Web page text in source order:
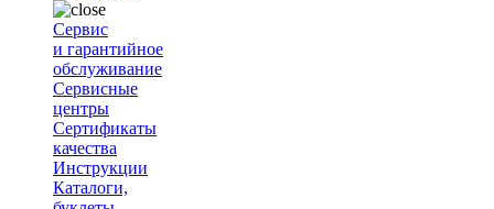
Сервис
и гарантийное
обслуживание
Сервисные
центры
Сертификаты
качества
Инструкции
Каталоги,